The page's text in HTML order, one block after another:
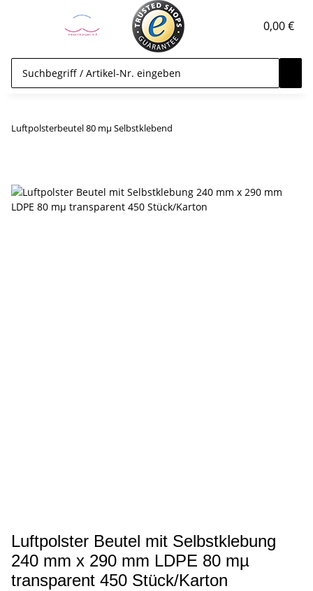
0,00 €
Luftpolsterbeutel 80 mµ Selbstklebend
Luftpolster Beutel mit Selbstklebung
240 mm x 290 mm LDPE 80 mµ
transparent 450 Stück/Karton